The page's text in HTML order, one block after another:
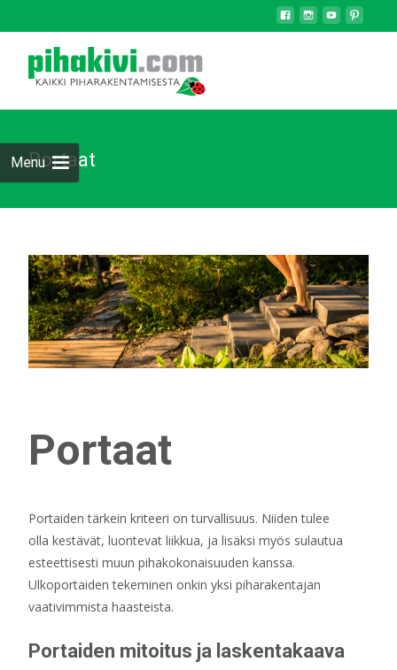
MenuPortaat
Portaat
Portaiden tärkein kriteeri on turvallisuus. Niiden tulee
olla kestävät, luontevat liikkua, ja lisäksi myös sulautua
esteettisesti muun pihakokonaisuuden kanssa.
Ulkoportaiden tekeminen onkin yksi piharakentajan
vaativimmista haasteista.
Portaiden mitoitus ja laskentakaava